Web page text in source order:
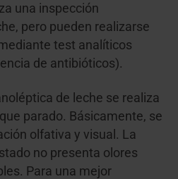
una inspección
pero pueden realizarse
test analíticos
de antibióticos).
de leche se realiza
parado. Básicamente, se
olfativa y visual. La
no presenta olores
Para una mejor